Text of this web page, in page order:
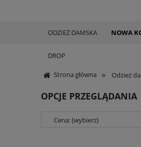
ODZIEŻ DAMSKA NOWA
DROP
Strona główna » Odzież
OPCJE PRZEGLĄDANIA
Cena: (wybierz)